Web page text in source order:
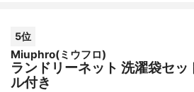
5位
Miuphro(ミウフロ)
ランドリーネット 洗濯袋セ
ル付き